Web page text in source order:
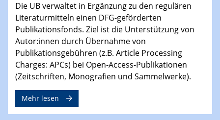
Die UB verwaltet in Ergänzung zu den regulären
Literaturmitteln einen DFG-geförderten
Publikationsfonds. Ziel ist die Unterstützung von
Autor:innen durch Übernahme von
Publikationsgebühren (z.B. Article Processing
Charges: APCs) bei Open-Access-Publikationen
(Zeitschriften, Monografien und Sammelwerke).
Mehr lesen